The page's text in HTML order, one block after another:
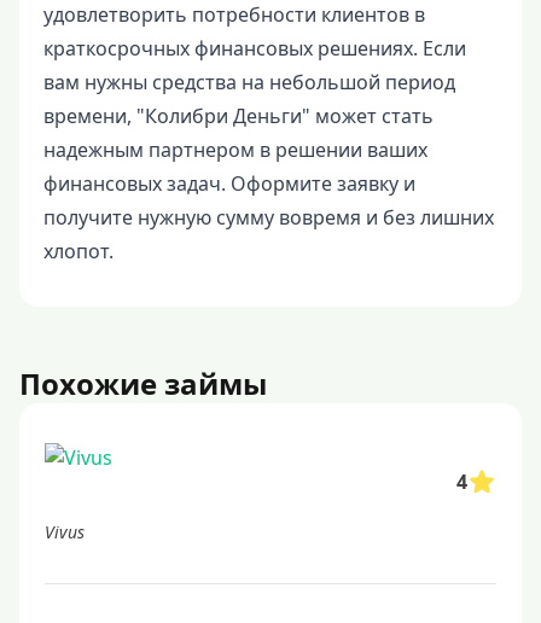
удовлетворить потребности клиентов в
краткосрочных финансовых решениях. Если
вам нужны средства на небольшой период
времени, "Колибри Деньги" может стать
надежным партнером в решении ваших
финансовых задач. Оформите заявку и
получите нужную сумму вовремя и без лишних
хлопот.
Похожие займы
4
Vivus